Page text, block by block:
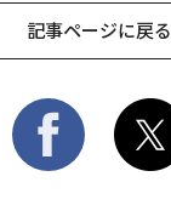
記事ページに戻る